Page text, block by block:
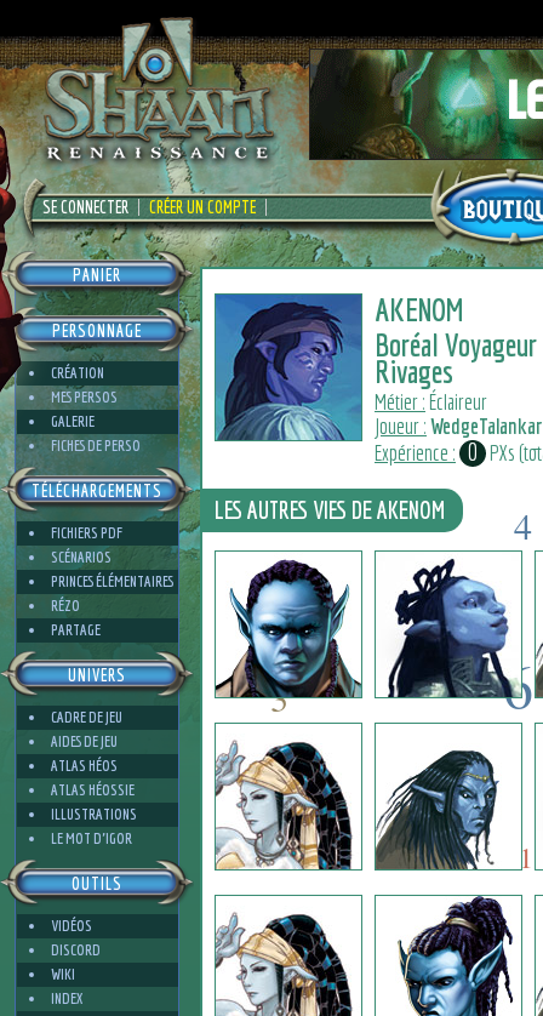
SE CONNECTER CRÉER UN COMPTE
PANIER
PERSONNAGE
CRÉATION
MES PERSOS
GALERIE
FICHES DE PERSO
TÉLÉCHARGEMENTS
FICHIERS PDF
SCÉNARIOS
PRINCES ÉLÉMENTAIRES
RÉZO
PARTAGE
UNIVERS
CADRE DE JEU
AIDES DE JEU
ATLAS HÉOS
ATLAS HÉOSSIE
ILLUSTRATIONS
LE MOT D'IGOR
OUTILS
VIDÉOS
DISCORD
WIKI
INDEX
AKENOM
Boréal
Rivages
Métier : Éclaireur
Joueur :WedgeTalankar
Expérience : 0 PXs
6
6
6
3
3
3
2
4
LES AUTRES VIES DE AKENOM